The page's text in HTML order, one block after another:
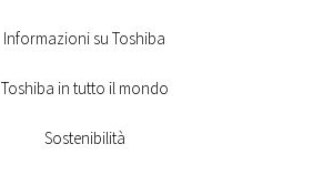
Informazioni su Toshiba
Toshiba in tutto il mondo
Sostenibilità